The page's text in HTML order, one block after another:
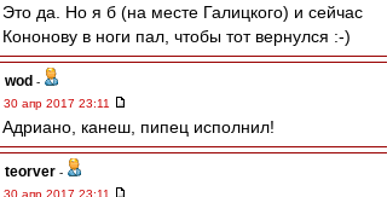
Это да. Но я б (на месте Галицкого) и сейчас
Кононову в ноги пал, чтобы тот вернулся :-)
wod -
30 апр 2017 23:11
Адриано, канеш, пипец исполнил!
teorver -
30 апр 2017 23:11